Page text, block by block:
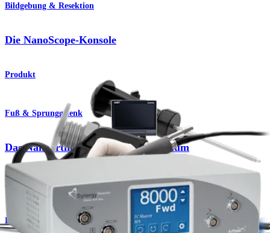
Bildgebung & Resektion
Die NanoScope-Konsole
Produkt
Fuß & Sprunggelenk
Das Nanoarthroskopieinstrumentarium
Produkt
Bildgebung & Resektion